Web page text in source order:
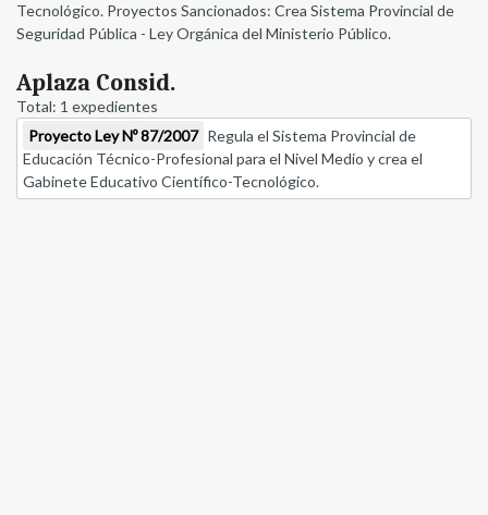
Tecnológico. Proyectos Sancionados: Crea Sistema Provincial de
Seguridad Pública - Ley Orgánica del Ministerio Público.
Aplaza Consid.
Total: 1 expedientes
Proyecto Ley Nº 87/2007 Regula el Sistema Provincial de
Educación Técnico-Profesional para el Nivel Medio y crea el
Gabinete Educativo Científico-Tecnológico.